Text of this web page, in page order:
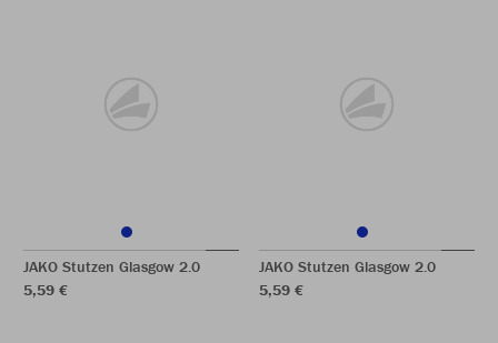
JAKO Stutzen Glasgow 2.0
5,59 €
JAKO Stutzen Glasgow 2.0
5,59 €